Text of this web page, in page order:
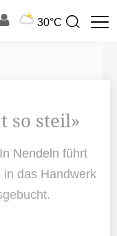
30°C
Suchbegriff
so steil»
Nendeln führt
in das Handwerk